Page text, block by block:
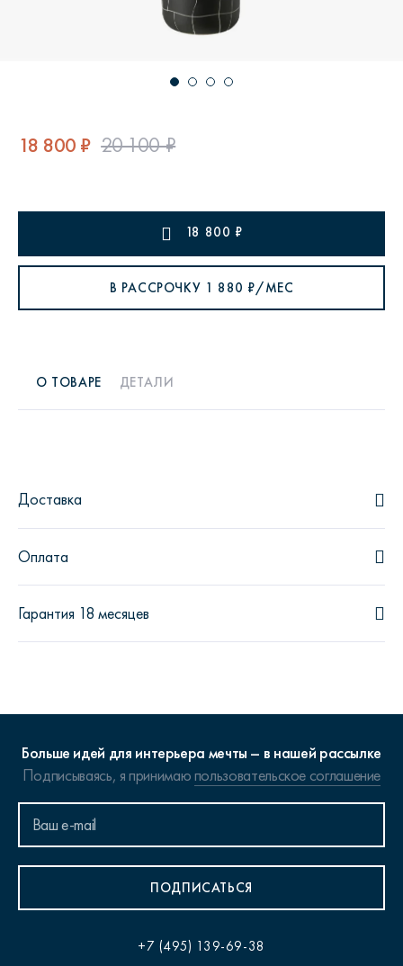
18 800 ₽ 20 100 ₽
18 800 ₽
В РАССРОЧКУ 1 880 ₽/МЕС
О ТОВАРЕ ДЕТАЛИ
Доставка
Оплата
Гарантия 18 месяцев
Больше идей для интерьера мечты – в нашей рассылке
Подписываясь, я принимаюпользовательское соглашение
ПОДПИСАТЬСЯ
+7 (495) 139-69-38